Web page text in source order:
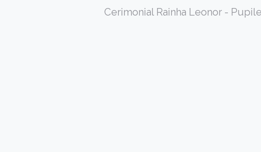
Cerimonial Rainha Leonor -